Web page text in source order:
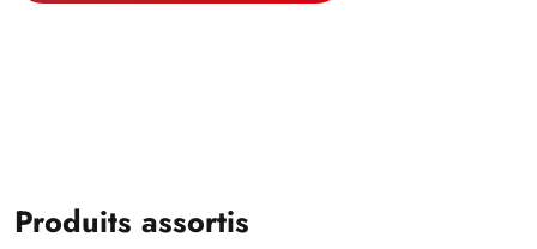
Produits assortis